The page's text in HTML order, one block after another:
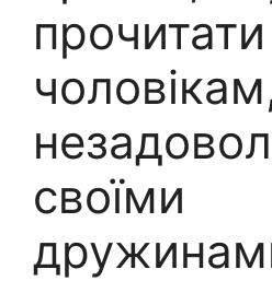
прочитати
своїми